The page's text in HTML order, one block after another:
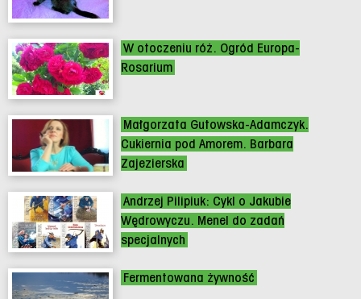
W otoczeniu róż. Ogród Europa-
Rosarium
Małgorzata Gutowska-Adamczyk.
Cukiernia pod Amorem. Barbara
Zajezierska
Andrzej Pilipiuk: Cykl o Jakubie
Wędrowyczu. Menel do zadań
specjalnych
Fermentowana żywność